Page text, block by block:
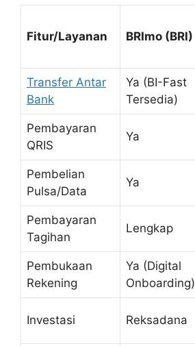
Fitur/Layanan BRImo (BRI)
Transfer Antar
Bank
Ya (BI-Fast
Tersedia)
Pembayaran
QRIS
Ya
Pembelian
Pulsa/Data
Ya
Pembayaran
Tagihan
Lengkap
Pembukaan
Rekening
Ya (Digital
Onboarding)
Investasi Reksadana